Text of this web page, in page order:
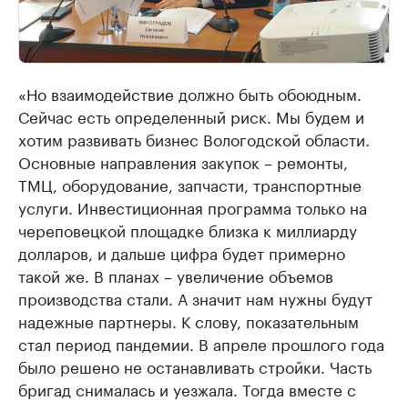
«Но взаимодействие должно быть обоюдным.
Сейчас есть определенный риск. Мы будем и
хотим развивать бизнес Вологодской области.
Основные направления закупок – ремонты,
ТМЦ, оборудование, запчасти, транспортные
услуги. Инвестиционная программа только на
череповецкой площадке близка к миллиарду
долларов, и дальше цифра будет примерно
такой же. В планах – увеличение объемов
производства стали. А значит нам нужны будут
надежные партнеры. К слову, показательным
стал период пандемии. В апреле прошлого года
было решено не останавливать стройки. Часть
бригад снималась и уезжала. Тогда вместе с